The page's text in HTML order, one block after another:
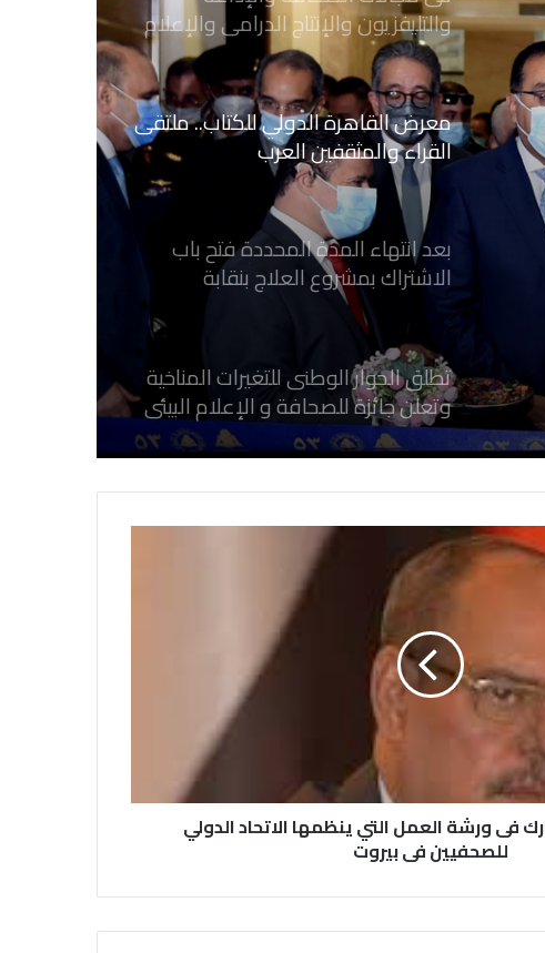
معرض القاهرة الدولي للكتاب.. ملتقى
القراء والمثقفين العرب
بعد انتهاء المدة المحددة فتح باب
الاشتراك بمشروع العلاج بنقابة
الصحفيين المصريين
تطلق الحوار الوطنى للتغيرات المناخية
وتعلن جائزة للصحافة و الإعلام ‎البيئي
عن التغيرات المناخية
نقابة الصحفيين العراقيين تستقبل طلبة
كلية الإعلام بجامعة المستقبل في بابل
في احتفالية عيد الصحافة النجفية
بمناسبة مرور ١١٢ عاما على صدور أول
صحيفة (العلم)
في عيد الصحافة العراقية تحية لكل
الصحفيين ولأرواح شهداء الصحافة
رئيس العراق ومجلس الوزراء والنواب
والشخصيات العامة يهنؤن الصحفيين
العراقيين
يطالب السلطات السودانية بالإفراج
فى ورشة العمل التي ينظمها الاتحاد الدولي
للصحفيين فى بيروت